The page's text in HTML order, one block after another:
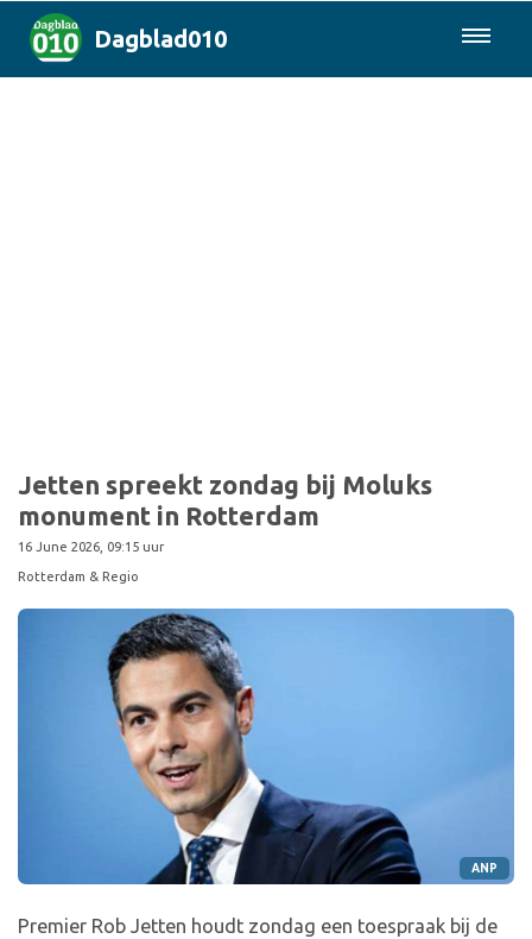
Dagblad010
Jetten spreekt zondag bij Moluks
monument in Rotterdam
16 June 2026, 09:15 uur
Rotterdam & Regio
ANP
Premier Rob Jetten houdt zondag een toespraak bij de